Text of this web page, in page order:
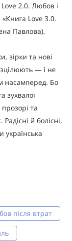
2.0. Любов і
«Книга Love 3.0.
Павлова).
зірки та нові
— і не
насамперед. Бо
зухвалої
прозорі та
й болісні,
українська
після втрат